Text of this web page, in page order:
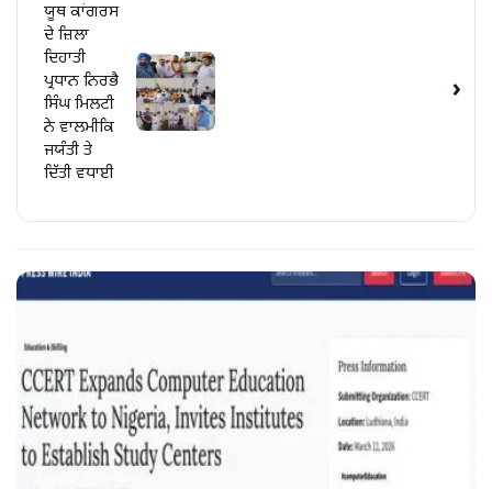
ਯੂਥ ਕਾਂਗਰਸ
ਦੇ ਜ਼ਿਲਾ
ਦਿਹਾਤੀ
ਪ੍ਰਧਾਨ ਨਿਰਭੈ
ਸਿੰਘ ਮਿਲਟੀ
ਨੇ ਵਾਲਮੀਕਿ
ਜਯੰਤੀ ਤੇ
ਦਿੱਤੀ ਵਧਾਈ
›